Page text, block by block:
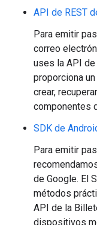
API de REST
Para emitir
correo
uses la API de
proporciona
crear,
componentes
SDK de
Para emitir
de Google. El
métodos
API de la
dispositivos